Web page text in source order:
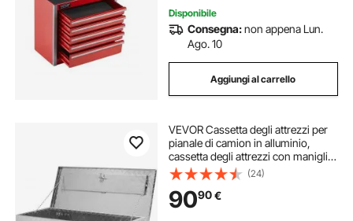
Disponibile
Consegna:non appena Lun.
Ago. 10
Aggiungi al carrello
VEVOR Cassetta degli attrezzi per
pianale di camion in alluminio,
cassetta degli attrezzi con maniglia
laterale e chiavi di bloccaggio,
camper, rimorchio, 76,2x33x24,4
cm, argento
(24)
9090€